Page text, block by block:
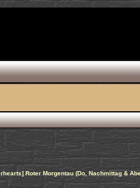
Roter Morgentau (Do, Nachmittag &